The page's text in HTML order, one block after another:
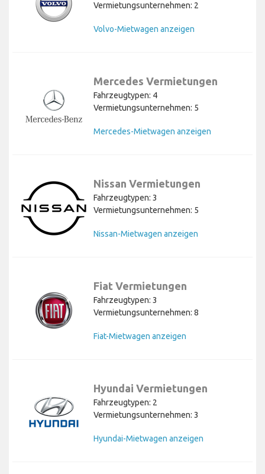
Vermietungsunternehmen: 2
Volvo-Mietwagen anzeigen
Mercedes Vermietungen
Fahrzeugtypen: 4
Vermietungsunternehmen: 5
Mercedes-Mietwagen anzeigen
Nissan Vermietungen
Fahrzeugtypen: 3
Vermietungsunternehmen: 5
Nissan-Mietwagen anzeigen
Fiat Vermietungen
Fahrzeugtypen: 3
Vermietungsunternehmen: 8
Fiat-Mietwagen anzeigen
Hyundai Vermietungen
Fahrzeugtypen: 2
Vermietungsunternehmen: 3
Hyundai-Mietwagen anzeigen